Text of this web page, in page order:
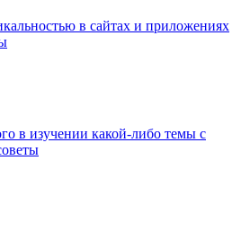
в сайтах и приложениях
в изучении какой-либо темы с